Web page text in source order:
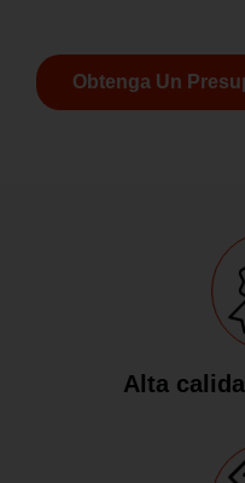
Obtenga Un
Alta